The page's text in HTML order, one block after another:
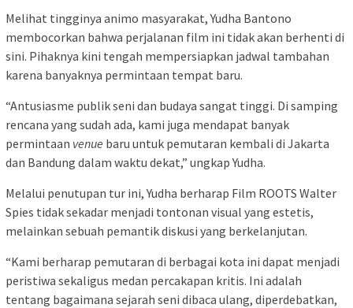
Melihat tingginya animo masyarakat, Yudha Bantono
membocorkan bahwa perjalanan film ini tidak akan berhenti di
sini. Pihaknya kini tengah mempersiapkan jadwal tambahan
karena banyaknya permintaan tempat baru.
“Antusiasme publik seni dan budaya sangat tinggi. Di samping
rencana yang sudah ada, kami juga mendapat banyak
permintaan venue baru untuk pemutaran kembali di Jakarta
dan Bandung dalam waktu dekat,” ungkap Yudha.
Melalui penutupan tur ini, Yudha berharap Film ROOTS Walter
Spies tidak sekadar menjadi tontonan visual yang estetis,
melainkan sebuah pemantik diskusi yang berkelanjutan.
“Kami berharap pemutaran di berbagai kota ini dapat menjadi
peristiwa sekaligus medan percakapan kritis. Ini adalah
tentang bagaimana sejarah seni dibaca ulang, diperdebatkan,